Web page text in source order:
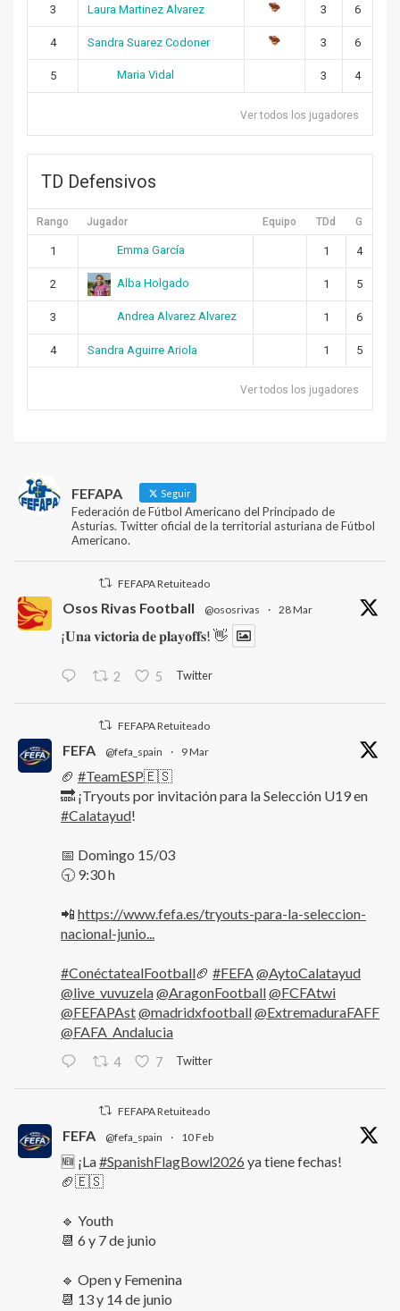
3 Laura Martinez Alvarez 3 6
4 Sandra Suarez Codoner 3 6
5 Maria Vidal 3 4
Ver todos los jugadores
TD Defensivos
Rango Jugador Equipo TDd G
1 Emma García 1 4
2 Alba Holgado 1 5
3 Andrea Alvarez Alvarez 1 6
4 Sandra Aguirre Ariola 1 5
Ver todos los jugadores
FEFAPA Seguir
Federación de Fútbol Americano del Principado de
Asturias. Twitter oficial de la territorial asturiana de Fútbol
Americano.
FEFAPA Retuiteado
Osos Rivas Football @ososrivas · 28 Mar
¡𝐔𝐧𝐚 𝐯𝐢𝐜𝐭𝐨𝐫𝐢𝐚 𝐝𝐞 𝐩𝐥𝐚𝐲𝐨𝐟𝐟𝐬! 👋
2 5 Twitter
FEFAPA Retuiteado
FEFA @fefa_spain · 9 Mar
🏈 #TeamESP🇪🇸
🔜 ¡Tryouts por invitación para la Selección U19 en
#Calatayud!
📅 Domingo 15/03
🕤 9:30 h
📲 https://www.fefa.es/tryouts-para-la-seleccion-
nacional-junio...
#ConéctatealFootball🏈 #FEFA@AytoCalatayud
@live_vuvuzela@AragonFootball@FCFAtwi
@FEFAPAst@madridxfootball@ExtremaduraFAFF
@FAFA_Andalucia
4 7 Twitter
FEFAPA Retuiteado
FEFA @fefa_spain · 10 Feb
🆕 ¡La#SpanishFlagBowl2026 ya tiene fechas!
🏈🇪🇸
🔹 Youth
📆 6 y 7 de junio
🔹 Open y Femenina
📆 13 y 14 de junio